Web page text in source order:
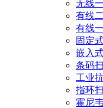
无线
有线
有线
固定
嵌入
条码
工业
指环
霍尼